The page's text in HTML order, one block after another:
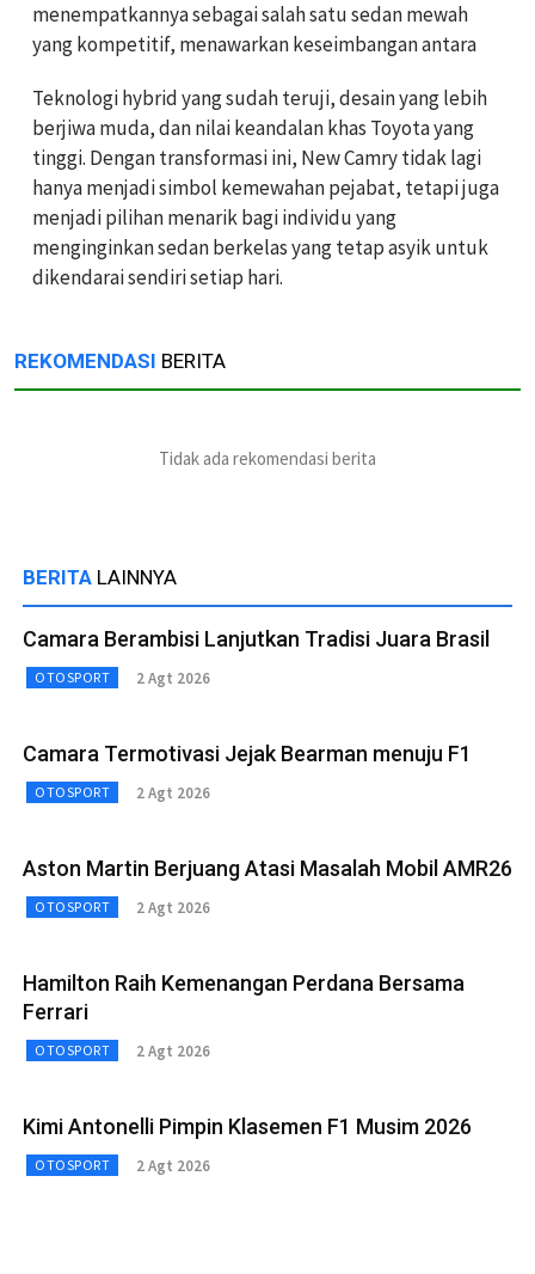
menempatkannya sebagai salah satu sedan mewah
yang kompetitif, menawarkan keseimbangan antara
Teknologi hybrid yang sudah teruji, desain yang lebih
berjiwa muda, dan nilai keandalan khas Toyota yang
tinggi. Dengan transformasi ini, New Camry tidak lagi
hanya menjadi simbol kemewahan pejabat, tetapi juga
menjadi pilihan menarik bagi individu yang
menginginkan sedan berkelas yang tetap asyik untuk
dikendarai sendiri setiap hari.
REKOMENDASI BERITA
Tidak ada rekomendasi berita
BERITA LAINNYA
Camara Berambisi Lanjutkan Tradisi Juara Brasil
OTOSPORT 2 Agt 2026
Camara Termotivasi Jejak Bearman menuju F1
OTOSPORT 2 Agt 2026
Aston Martin Berjuang Atasi Masalah Mobil AMR26
OTOSPORT 2 Agt 2026
Hamilton Raih Kemenangan Perdana Bersama
Ferrari
OTOSPORT 2 Agt 2026
Kimi Antonelli Pimpin Klasemen F1 Musim 2026
OTOSPORT 2 Agt 2026